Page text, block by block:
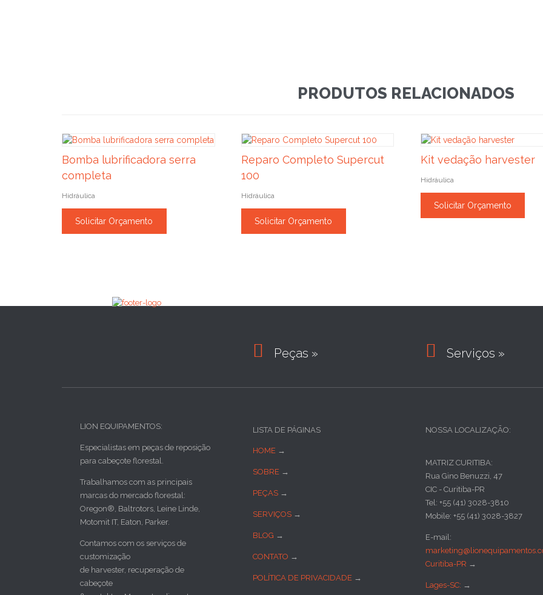
PRODUTOS RELACIONADOS
Bomba lubrificadora serra
completa
Hidráulica
Solicitar Orçamento
Reparo Completo Supercut
100
Hidráulica
Solicitar Orçamento
Kit vedação harvester
Hidráulica
Solicitar Orçamento
 Peças »  Serviços »
LION EQUIPAMENTOS:
Especialistas em peças de reposição
para cabeçote florestal.
Trabalhamos com as principais
marcas do mercado florestal:
Oregon®, Baltrotors, Leine Linde,
Motomit IT, Eaton, Parker.
Contamos com os serviços de
customização
de harvester, recuperação de
cabeçote
LISTA DE PÁGINAS
HOME →
SOBRE →
PEÇAS →
SERVIÇOS →
BLOG →
CONTATO →
POLÍTICA DE PRIVACIDADE →
NOSSA LOCALIZAÇÃO:
MATRIZ CURITIBA:
Rua Gino Benuzzi, 47
CIC - Curitiba-PR
Tel: +55 (41) 3028-3810
Mobile: +55 (41) 3028-3827
E-mail:
Curitiba-PR →
Lages-SC: →